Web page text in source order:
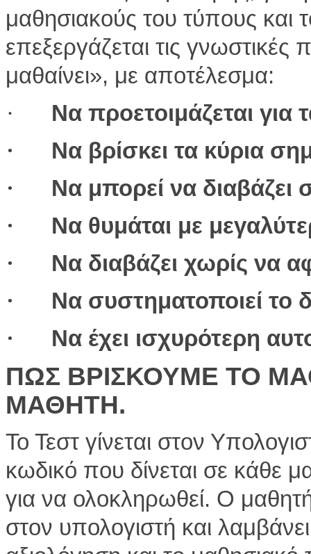
μαθησιακούς του τύπους και
επεξεργάζεται τις
μαθαίνει», με αποτέλεσμα:
·
Να προετοιμάζεται
·
Να βρίσκει τα κύρια
·
Να μπορεί να
·
Να θυμάται με
·
Να διαβάζει χωρίς να
·
Να συστηματοποιεί το
·
Να έχει ισχυρότερη
ΠΩΣ ΒΡΙΣΚΟΥΜΕ ΤΟ
ΜΑΘΗΤΗ.
Το Τεστ γίνεται στον
κωδικό που δίνεται σε κάθε
για να ολοκληρωθεί. Ο
στον υπολογιστή και